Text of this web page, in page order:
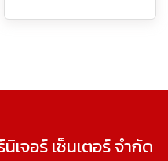
เจอร์ เซ็นเตอร์ จำกัด